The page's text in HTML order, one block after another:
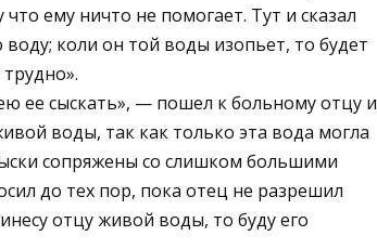
ему ничто не помогает. Тут и сказал
коли он той воды изопьет, то будет
ее сыскать», — пошел к больному отцу и
воды, так как только эта вода могла
сопряжены со слишком большими
до тех пор, пока отец не разрешил
отцу живой воды, то буду его